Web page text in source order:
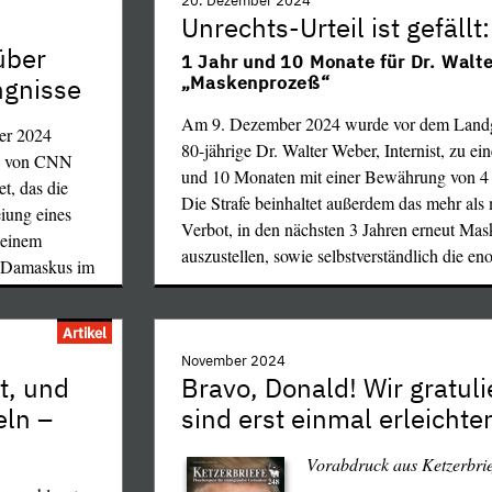
die
den
zu
die
annulliert und Neuwahlen für den 4. Mai
führte zu sehr großen, von unseren
heruntergelogenen Protestdemonstrationen in
Parole: "Stichwahl jetzt!" Doch das
Diktatur des östlichsten EU-Staates. Nun
anstehende erneute Präsidentschaftswahl
wiederum bei der Wahlkommission
formale Bedingungen einzuhalten sind.
Zeugen
Alawiten
Macht
flugs nicht
diesen
in
wenn
Syrern
110
klebt
der
Wahlen,
Aber mit der ungerechten Behandlung des
Wir rufen ihm zu:
2024
von CNN
das die
eines
im
Unrechts-Urteil ist gefällt:
1 Jahr und 10 Monate für Dr.
„Maskenprozeß“
Am 9. Dezember 2024 wurde vor dem
80-jährige Dr. Walter Weber, Internist, zu
und 10 Monaten mit einer Bewährung von
Die Strafe beinhaltet außerdem das mehr
Verbot, in den nächsten 3 Jahren erneut
auszustellen, sowie selbstverständlich die
Artikel
und
–
November 2024
Bravo, Donald! Wir
sind erst einmal
Vorabdruck aus